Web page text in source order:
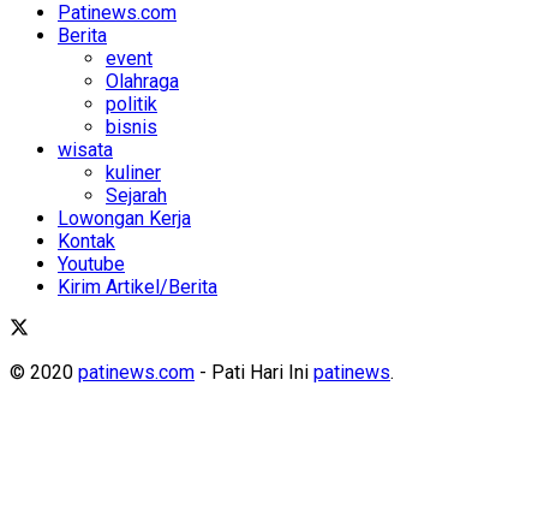
Patinews.com
Berita
event
Olahraga
politik
bisnis
wisata
kuliner
Sejarah
Lowongan Kerja
Kontak
Youtube
Kirim Artikel/Berita
© 2020 patinews.com - Pati Hari Ini patinews.